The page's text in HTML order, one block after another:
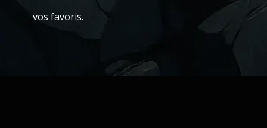
vos favoris.